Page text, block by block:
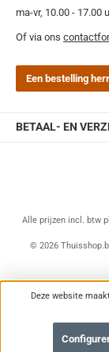
ma-vr, 10.00 - 17.00
Of via ons
Een bestelling
BETAAL- EN
Alle prijzen incl. btw
© 2026
Deze website